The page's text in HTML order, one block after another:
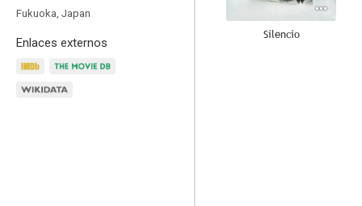
Fukuoka, Japan
Enlaces externos
Silencio